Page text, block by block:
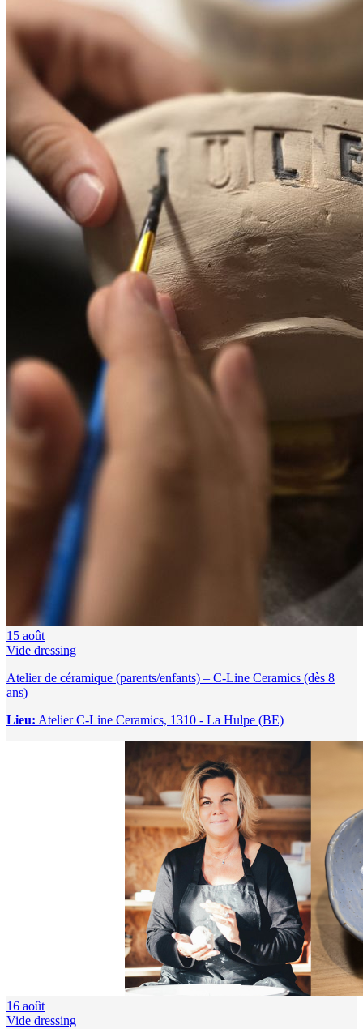
15 août
Vide dressing
Atelier de céramique (parents/enfants) – C-Line Ceramics (dès 8
ans)
Lieu: Atelier C-Line Ceramics, 1310 - La Hulpe (BE)
16 août
Vide dressing